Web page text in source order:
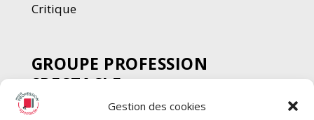
Gestion des cookies
Critique
GROUPE PROFESSION
SPECTACLE
Chèque Intermittents